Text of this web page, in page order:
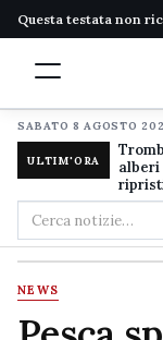
Questa testata non
SABATO 8 AGOSTO
ULTIM'ORA
alberi
Cerca
nel
sito
NEWS